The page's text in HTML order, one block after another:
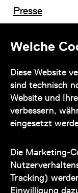
Welche
Diese Website
sind technisch
Website und
verbessern,
eingesetzt
Die Marketing-
Tracking)
Einwilligung
Presse
zu den
auch
+43 1 505